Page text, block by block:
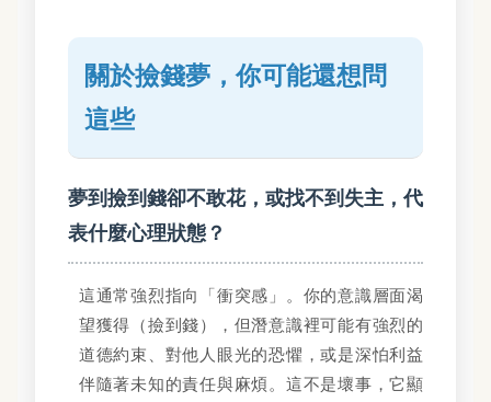
關於撿錢夢，你可能還想問
這些
夢到撿到錢卻不敢花，或找不到失主，代
表什麼心理狀態？
這通常強烈指向「衝突感」。你的意識層面渴
望獲得（撿到錢），但潛意識裡可能有強烈的
道德約束、對他人眼光的恐懼，或是深怕利益
伴隨著未知的責任與麻煩。這不是壞事，它顯